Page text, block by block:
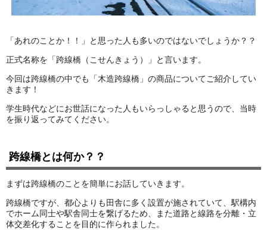
北海道・東北 関東
中部
中国・四国 九州・沖縄
お役立ち情報
鉄道模型の情報
メルマガ登録 LINEお友達登録
「あれのことか！！」と思った人も多いのではないでしょうか？？
正式名称を「跨線橋（こせんきょう）」と言います。
今回は跨線橋の中でも「木造跨線橋」の商品についてご紹介してい
きます！
学生時代などにお世話になった人もいらっしゃると思うので、当時
を振り返ってみてください。
跨線橋とは何か？？
まずは跨線橋のことを簡単にお話していきます。
跨線橋ですが、都心よりも田舎に多く設置が施されていて、駅構内
でホーム同士や駅舎同士を繋げるため、また道路と線路を分離・立
体交差化することを目的に作られました。